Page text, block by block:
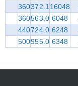
360372.116048
360563.0 6048
440724.0 6248
500955.0 6348